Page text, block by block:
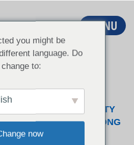
MENU
AND VISUAL IDENTITY
OF A STRONG
you might be
language. Do
to:
now